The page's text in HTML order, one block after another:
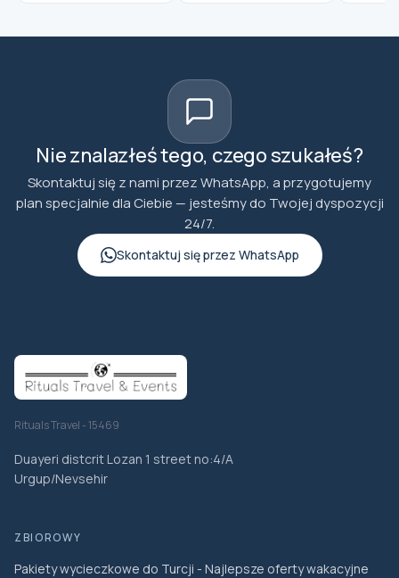
Nie znalazłeś tego, czego szukałeś?
Skontaktuj się z nami przez WhatsApp, a przygotujemy
plan specjalnie dla Ciebie — jesteśmy do Twojej dyspozycji
24/7.
Skontaktuj się przez WhatsApp
Rituals Travel - 15469
Duayeri distcrit Lozan 1 street no:4/A
Urgup/Nevsehir
ZBIOROWY
Pakiety wycieczkowe do Turcji - Najlepsze oferty wakacyjne